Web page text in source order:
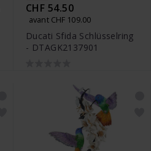
CHF 54.50
avant CHF 109.00
Ducati Sfida Schlüsselring
- DTAGK2137901